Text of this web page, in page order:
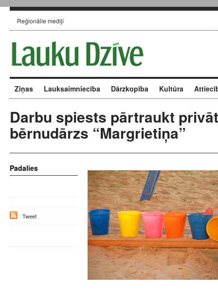
Reģionālie mediji
Ziņas Lauksaimniecība Dārzkopība Kultūra
Darbu spiests pārtraukt
bērnudārzs “Margrietiņa”
Padalies
Tweet